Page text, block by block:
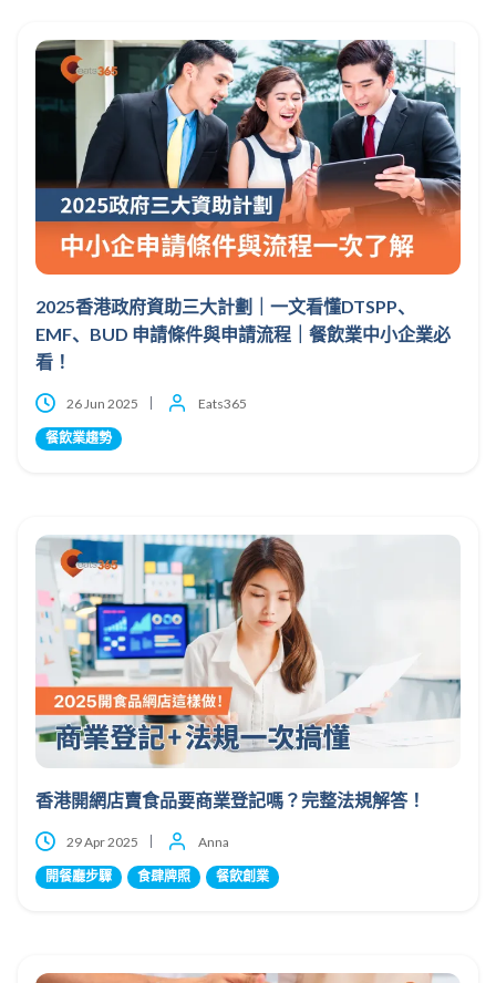
2025香港政府資助三大計劃｜一文看懂DTSPP、
EMF、BUD 申請條件與申請流程｜餐飲業中小企業必
看！
26 Jun 2025 Eats365
餐飲業趨勢
香港開網店賣食品要商業登記嗎？完整法規解答！
29 Apr 2025 Anna
開餐廳步驟 食肆牌照 餐飲創業